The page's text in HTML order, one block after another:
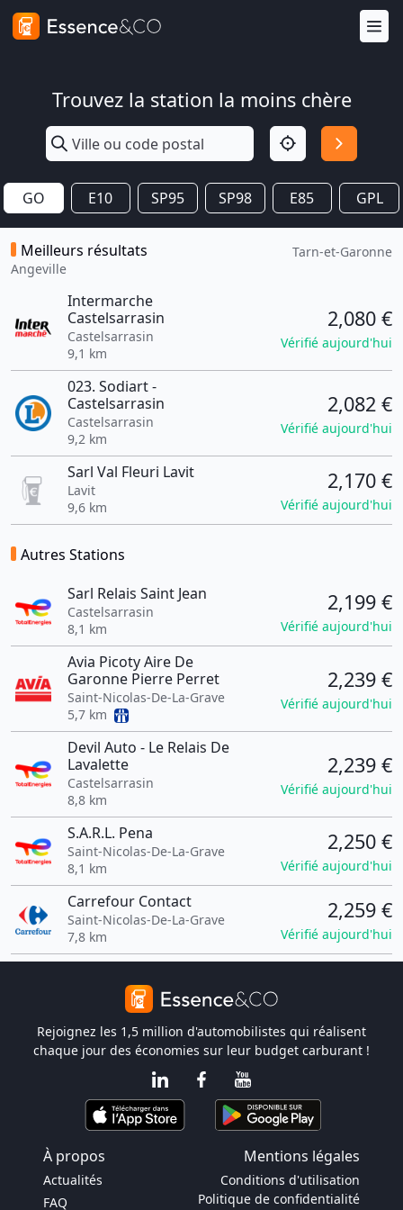
Trouvez la station la moins chère
GO E10 SP95 SP98 E85 GPL
Meilleurs résultats
Angeville
Tarn-et-Garonne
Intermarche
Castelsarrasin
Castelsarrasin
9,1 km
2,080 €
Vérifié aujourd'hui
023. Sodiart -
Castelsarrasin
Castelsarrasin
9,2 km
2,082 €
Vérifié aujourd'hui
Sarl Val Fleuri Lavit
Lavit
9,6 km
2,170 €
Vérifié aujourd'hui
Autres Stations
Sarl Relais Saint Jean
Castelsarrasin
8,1 km
2,199 €
Vérifié aujourd'hui
Avia Picoty Aire De
Garonne Pierre Perret
Saint-Nicolas-De-La-Grave
5,7 km
2,239 €
Vérifié aujourd'hui
Devil Auto - Le Relais De
Lavalette
Castelsarrasin
8,8 km
2,239 €
Vérifié aujourd'hui
S.A.R.L. Pena
Saint-Nicolas-De-La-Grave
8,1 km
2,250 €
Vérifié aujourd'hui
Carrefour Contact
Saint-Nicolas-De-La-Grave
7,8 km
2,259 €
Vérifié aujourd'hui
Rejoignez les 1,5 million d'automobilistes qui réalisent
chaque jour des économies sur leur budget carburant !
À propos Mentions légales
Actualités
FAQ
Conditions d'utilisation
Politique de confidentialité